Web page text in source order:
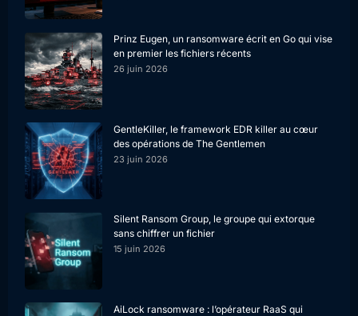
Prinz Eugen, un ransomware écrit en Go qui vise
en premier les fichiers récents
26 juin 2026
GentleKiller, le framework EDR killer au cœur
des opérations de The Gentlemen
23 juin 2026
Silent Ransom Group, le groupe qui extorque
sans chiffrer un fichier
15 juin 2026
AiLock ransomware : l’opérateur RaaS qui